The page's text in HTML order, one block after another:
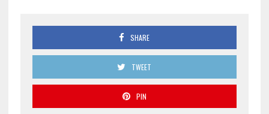
SHARE
TWEET
PIN